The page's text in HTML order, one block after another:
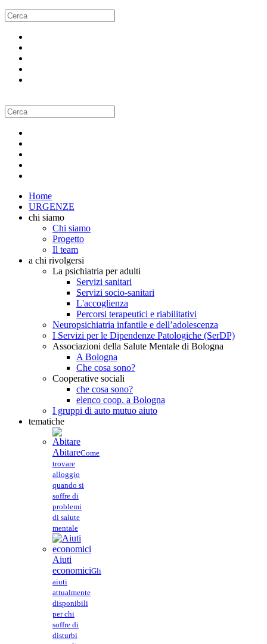
Home
URGENZE
chi siamo
Chi siamo
Progetto
Il team
a chi rivolgersi
La psichiatria per adulti
Servizi sanitari
Servizi socio-sanitari
L'accoglienza
Percorsi terapeutici e riabilitativi
Neuropsichiatria infantile e dell’adolescenza
I Servizi per le Dipendenze Patologiche (SerDP)
Associazioni della Salute Mentale di Bologna
A Bologna
Che cosa sono?
Cooperative sociali
che cosa sono?
elenco coop. a Bologna
I gruppi di auto mutuo aiuto
tematiche
AbitareCome
trovare
alloggio
quando si
soffre di
problemi
di salute
mentale
Aiuti
economiciGli
aiuti
attualmente
disponibili
per chi
soffre di
disturbi